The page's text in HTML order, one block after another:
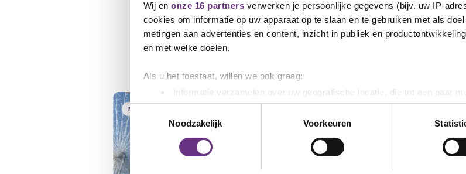
Wij en onze 16 partners verwerken je persoonlijke gegevens (bijv. uw IP-
cookies om informatie op uw apparaat op te slaan en te gebruiken met als
metingen aan advertenties en content, inzicht in publiek en
en met welke doelen.
Als u het toestaat, willen we ook graag:
Informatie verzamelen over uw geografische locatie, die tot een paar
Uw apparaat identificeren door het actief te scannen op specifieke
Lees meer over hoe uw persoonlijke gegevens worden verwerkt en stel uw
toestemming op elk moment wijzigen of intrekken in de Cookieverklaring.
Toestemmingsselectie
Noodzakelijk
Voorkeuren
Gerelateerd nieuws
NIEUWS